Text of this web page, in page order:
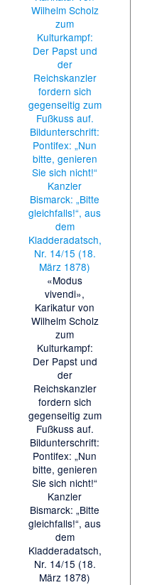
«Modus
vivendi»,
Karikatur von
Wilhelm Scholz
zum
Kulturkampf:
Der Papst und
der
Reichskanzler
fordern sich
gegenseitig zum
Fußkuss auf.
Bildunterschrift:
Pontifex: „Nun
bitte, genieren
Sie sich nicht!“
Kanzler
Bismarck: „Bitte
gleichfalls!“, aus
dem
Kladderadatsch,
Nr. 14/15 (18.
März 1878)